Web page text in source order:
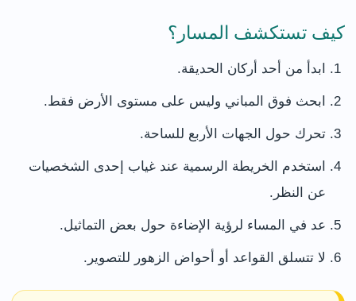
كيف تستكشف المسار؟
ابدأ من أحد أركان الحديقة.
ابحث فوق المباني وليس على مستوى الأرض فقط.
تحرك حول الجهات الأربع للساحة.
استخدم الخريطة الرسمية عند غياب إحدى الشخصيات
عن النظر.
عد في المساء لرؤية الإضاءة حول بعض التماثيل.
لا تتسلق القواعد أو أحواض الزهور للتصوير.